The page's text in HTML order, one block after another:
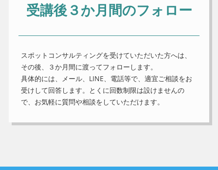
受講後３か月間のフォロー
スポットコンサルティングを受けていただいた方へは、
その後、３か月間に渡ってフォローします。
具体的には、メール、LINE、電話等で、適宜ご相談をお
受けして回答します。とくに回数制限は設けませんの
で、お気軽に質問や相談をしていただけます。